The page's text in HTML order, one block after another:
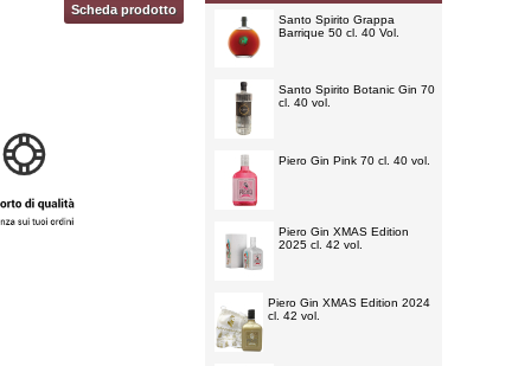
Scheda prodotto
Santo Spirito Grappa
Barrique 50 cl. 40 Vol.
Santo Spirito Botanic Gin 70
cl. 40 vol.
Piero Gin Pink 70 cl. 40 vol.
Piero Gin XMAS Edition
2025 cl. 42 vol.
Piero Gin XMAS Edition 2024
cl. 42 vol.